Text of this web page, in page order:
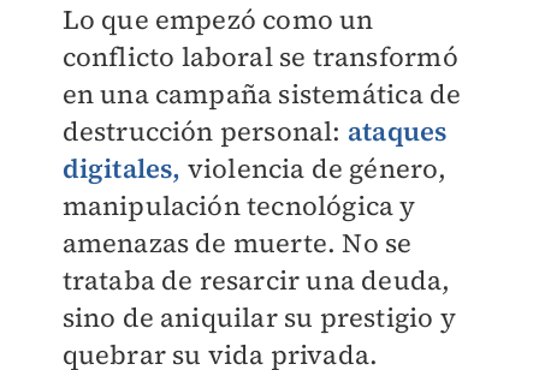
Lo que empezó como un
conflicto laboral se transformó
en una campaña sistemática de
destrucción personal: ataques
digitales, violencia de género,
manipulación tecnológica y
amenazas de muerte. No se
trataba de resarcir una deuda,
sino de aniquilar su prestigio y
quebrar su vida privada.